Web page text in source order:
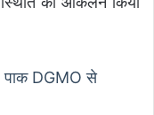
DGMO से